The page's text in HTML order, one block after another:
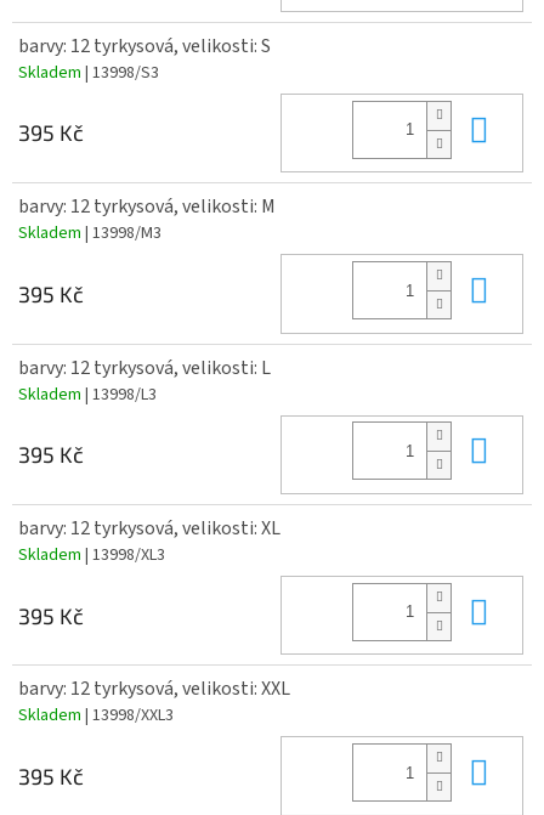
barvy: 12 tyrkysová, velikosti: S
Skladem | 13998/S3
395 Kč
barvy: 12 tyrkysová, velikosti: M
Skladem | 13998/M3
395 Kč
barvy: 12 tyrkysová, velikosti: L
Skladem | 13998/L3
395 Kč
barvy: 12 tyrkysová, velikosti: XL
Skladem | 13998/XL3
395 Kč
barvy: 12 tyrkysová, velikosti: XXL
Skladem | 13998/XXL3
395 Kč